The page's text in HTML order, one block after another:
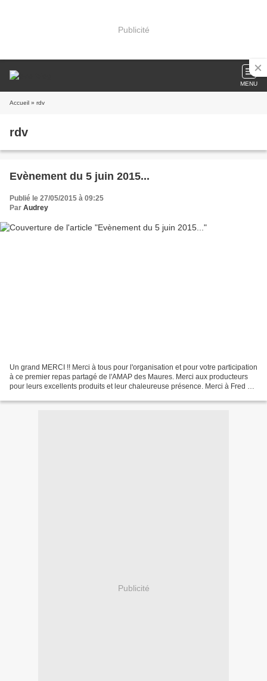
Publicité
MENU
Accueil » rdv
rdv
Evènement du 5 juin 2015...
Publié le 27/05/2015 à 09:25
Par Audrey
Un grand MERCI !! Merci à tous pour l'organisation et pour votre participation
à ce premier repas partagé de l'AMAP des Maures. Merci aux producteurs
pour leurs excellents produits et leur chaleureuse présence. Merci à Fred et
Publicité